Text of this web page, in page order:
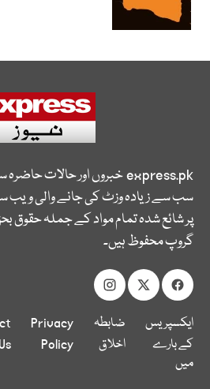
express.pkخبروں اور حالات
سب سے زیادہ وزٹ کی جانے والی
پر شائع شدہ تمام مواد کے جملہ حقوق
گروپ محفوظ ہیں۔
ایکسپریس
کے بارے
میں
ضابطہ
اخلاق
Privacy
Policy
Us